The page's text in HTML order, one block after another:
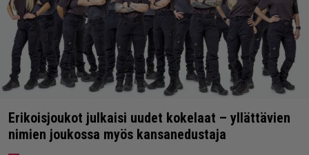
Erikoisjoukot julkaisi uudet kokelaat – yllättävien
nimien joukossa myös kansanedustaja